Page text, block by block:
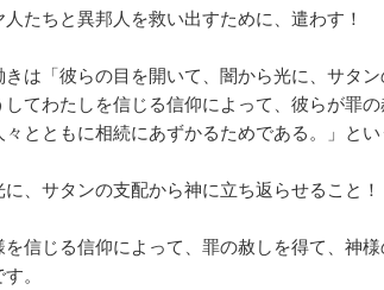
たちと異邦人を救い出すために、遣わす！
は「彼らの目を開いて、闇から光に、サタ
してわたしを信じる信仰によって、彼らが罪
々とともに相続にあずかるためである。」とい
、サタンの支配から神に立ち返らせること！
を信じる信仰によって、罪の赦しを得て、神
。